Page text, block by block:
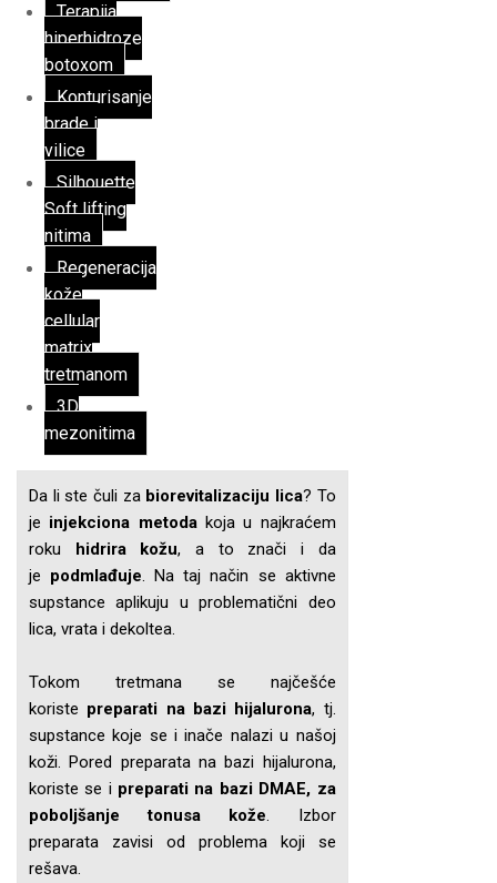
Terapija
hiperhidroze
botoxom
Konturisanje
brade i
vilice
Silhouette
Soft lifting
nitima
Regeneracija
kože
cellular
matrix
tretmanom
3D
mezonitima
Da li ste čuli za biorevitalizaciju lica? To
je injekciona metodakoja u najkraćem
roku hidrira kožu, a to znači i da
je podmlađuje. Na taj način se aktivne
supstance aplikuju u problematični deo
lica, vrata i dekoltea.
Tokom tretmana se najčešće
koriste preparati na bazi hijalurona, tj.
supstance koje se i inače nalazi u našoj
koži. Pored preparata na bazi hijalurona,
koriste se i preparati na bazi DMAE, za
poboljšanje tonusa kože. Izbor
preparata zavisi od problema koji se
rešava.